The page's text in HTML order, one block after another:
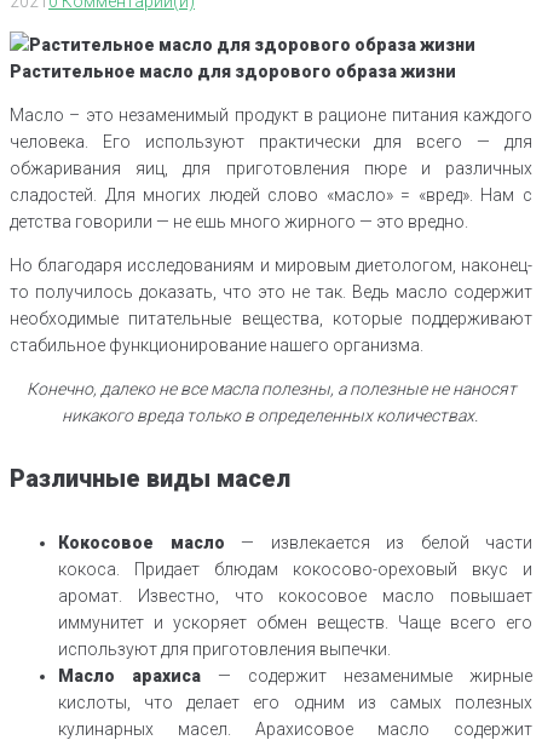
Растительное масло для здорового образа жизни
Масло – это незаменимый продукт в рационе питания каждого
человека. Его используют практически для всего — для
обжаривания яиц, для приготовления пюре и различных
сладостей. Для многих людей слово «масло» = «вред». Нам с
детства говорили — не ешь много жирного — это вредно.
Но благодаря исследованиям и мировым диетологом, наконец-
то получилось доказать, что это не так. Ведь масло содержит
необходимые питательные вещества, которые поддерживают
стабильное функционирование нашего организма.
Конечно, далеко не все масла полезны, а полезные не наносят
никакого вреда только в определенных количествах.
Различные виды масел
Кокосовое масло — извлекается из белой части
кокоса. Придает блюдам кокосово-ореховый вкус и
аромат. Известно, что кокосовое масло повышает
иммунитет и ускоряет обмен веществ. Чаще всего его
используют для приготовления выпечки.
Масло арахиса — содержит незаменимые жирные
кислоты, что делает его одним из самых полезных
кулинарных масел. Арахисовое масло содержит